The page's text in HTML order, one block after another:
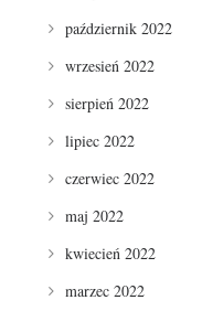
październik 2022
wrzesień 2022
sierpień 2022
lipiec 2022
czerwiec 2022
maj 2022
kwiecień 2022
marzec 2022